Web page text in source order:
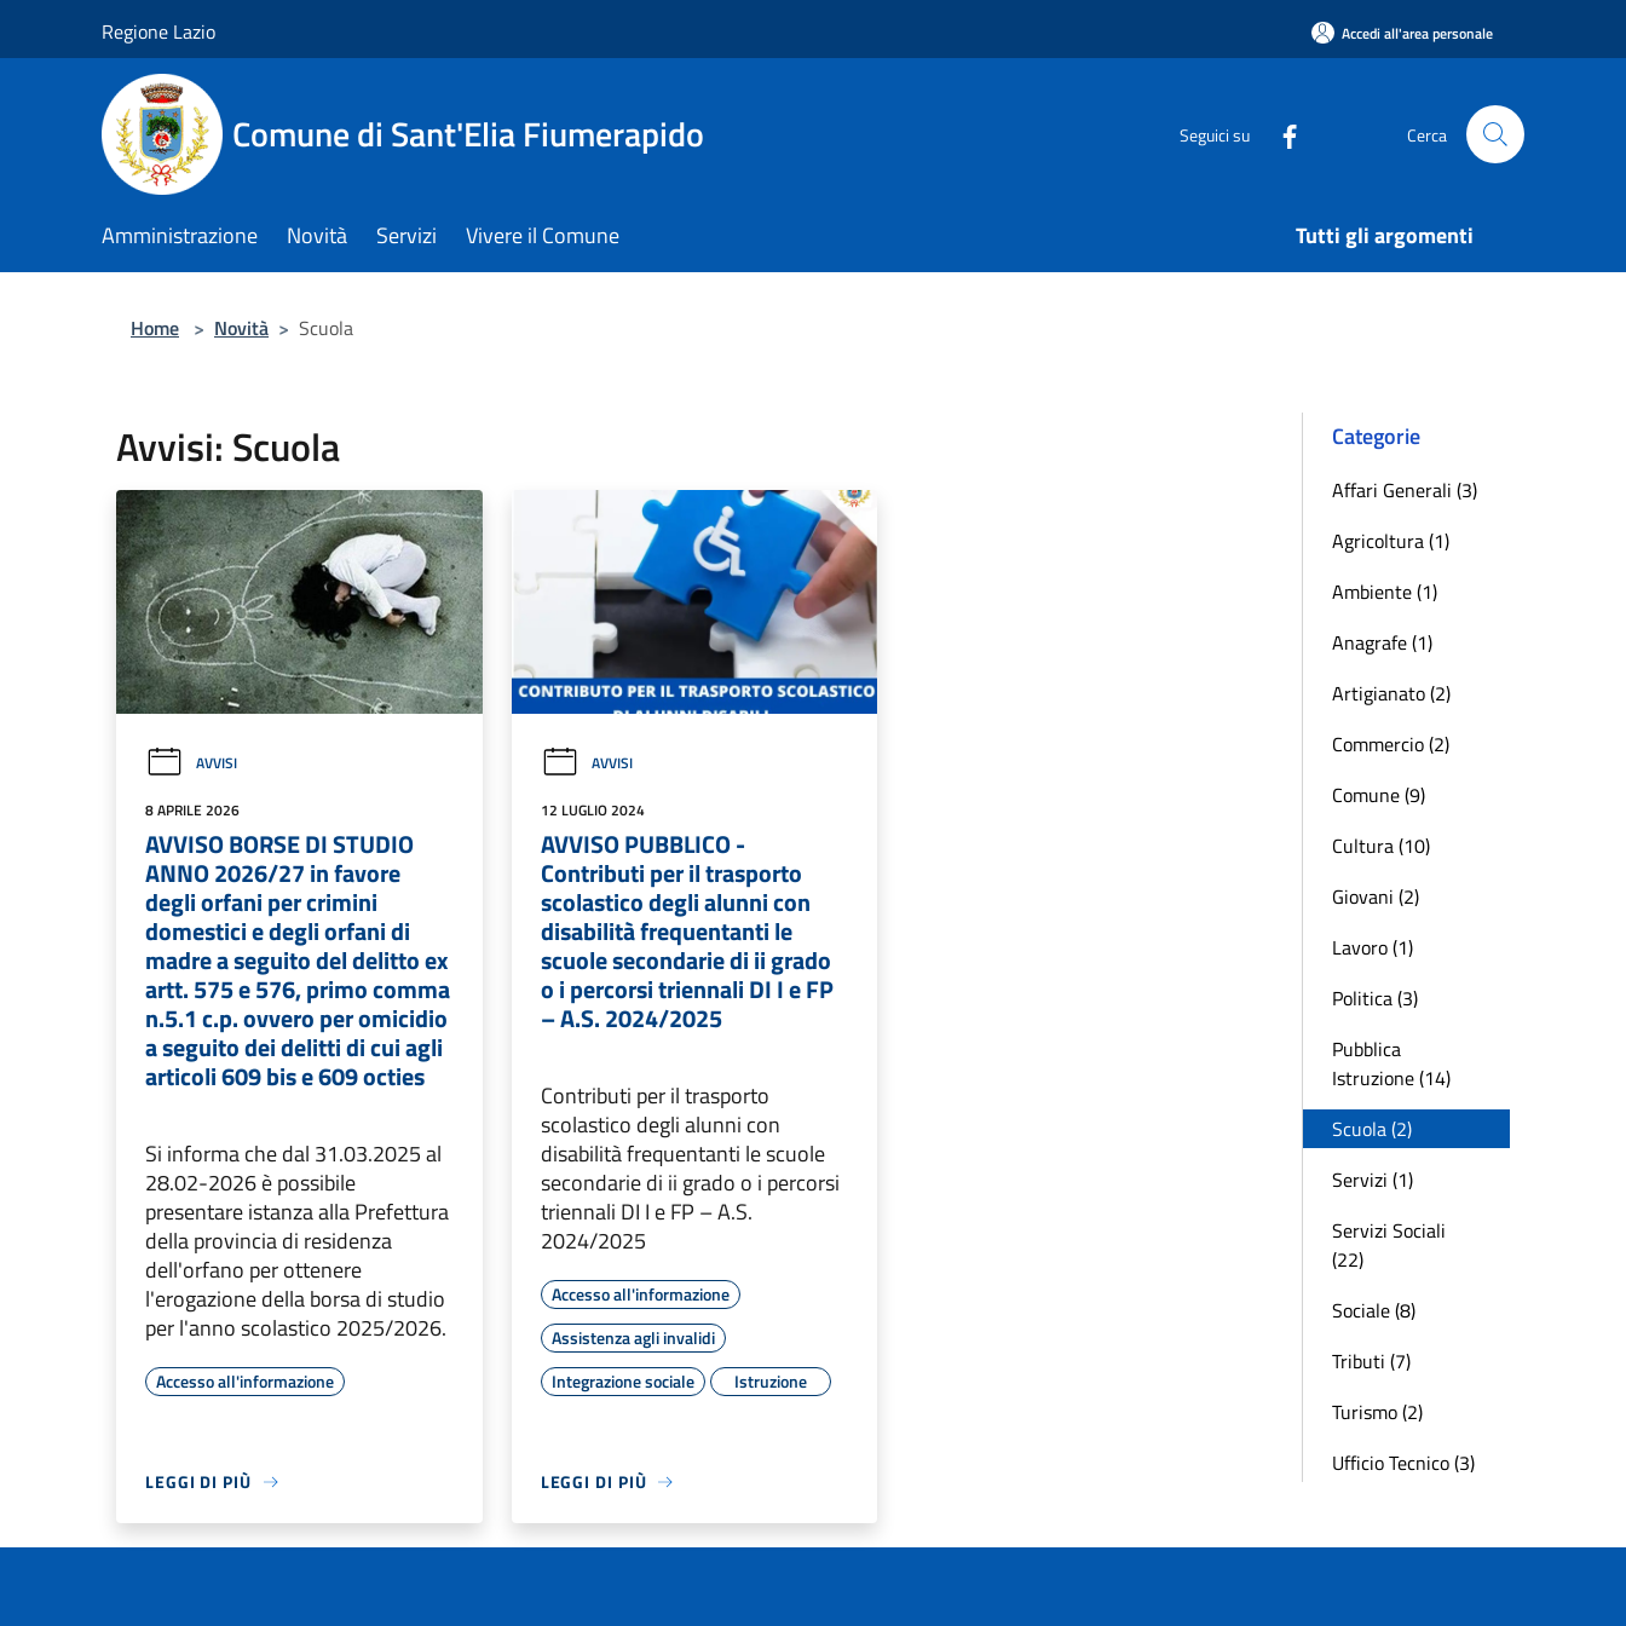
Regione Lazio Accedi all'area personale
Comune di Sant'Elia Fiumerapido Seguici su Cerca
Amministrazione Novità Servizi Vivere il Comune Tutti gli argomenti
Home > Novità > Scuola
Avvisi: Scuola
AVVISI
8 APRILE 2026
AVVISO BORSE DI STUDIO
ANNO 2026/27 in favore
degli orfani per crimini
domestici e degli orfani di
madre a seguito del delitto ex
artt. 575 e 576, primo comma
n.5.1 c.p. ovvero per omicidio
a seguito dei delitti di cui agli
articoli 609 bis e 609 octies
Si informa che dal 31.03.2025 al
28.02-2026 è possibile
presentare istanza alla Prefettura
della provincia di residenza
dell'orfano per ottenere
l'erogazione della borsa di studio
per l'anno scolastico 2025/2026.
Accesso all'informazione
LEGGI DI PIÙ
AVVISI
12 LUGLIO 2024
AVVISO PUBBLICO -
Contributi per il trasporto
scolastico degli alunni con
disabilità frequentanti le
scuole secondarie di ii grado
o i percorsi triennali DI I e FP
– A.S. 2024/2025
Contributi per il trasporto
scolastico degli alunni con
disabilità frequentanti le scuole
secondarie di ii grado o i percorsi
triennali DI I e FP – A.S.
2024/2025
Accesso all'informazione
Assistenza agli invalidi
Integrazione sociale
Istruzione
LEGGI DI PIÙ
Categorie
Affari Generali (3)
Agricoltura (1)
Ambiente (1)
Anagrafe (1)
Artigianato (2)
Commercio (2)
Comune (9)
Cultura (10)
Giovani (2)
Lavoro (1)
Politica (3)
Pubblica
Istruzione (14)
Scuola (2)
Servizi (1)
Servizi Sociali
(22)
Sociale (8)
Tributi (7)
Turismo (2)
Ufficio Tecnico (3)